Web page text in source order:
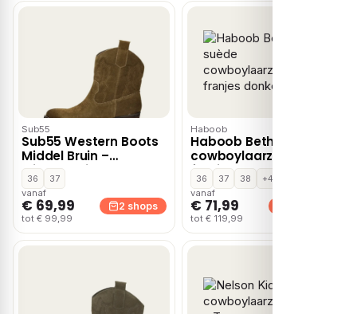
Sub55
Sub55 Western Boots
Middel Bruin –
Middelbruin
36
37
vanaf
€ 69,99
tot € 99,99
2 shops
Haboob
Haboob Beth suède
cowboylaarzen met
franjes donkerbruin
36 37 38
+4
vanaf
€ 71,99
tot € 119,99